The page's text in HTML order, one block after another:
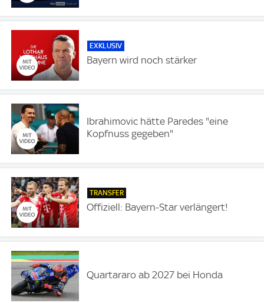
EXKLUSIV
Bayern wird noch stärker
Ibrahimovic hätte Paredes "eine
Kopfnuss gegeben"
TRANSFER
Offiziell: Bayern-Star verlängert!
Quartararo ab 2027 bei Honda